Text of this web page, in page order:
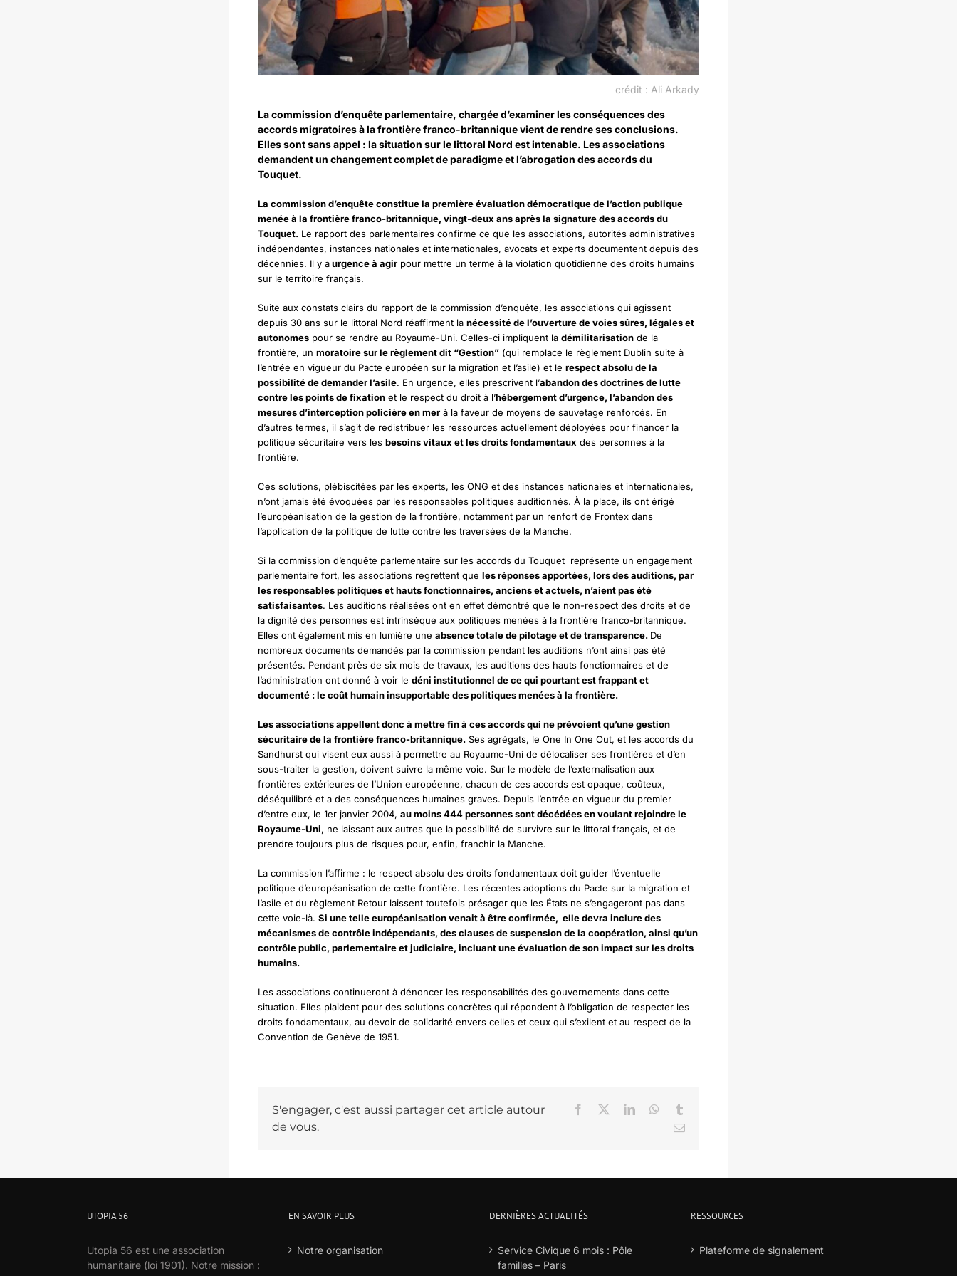
crédit : Ali Arkady
La commission d’enquête parlementaire, chargée d’examiner les conséquences des
accords migratoires à la frontière franco-britannique vient de rendre ses conclusions.
Elles sont sans appel : la situation sur le littoral Nord est intenable. Les associations
demandent un changement complet de paradigme et l’abrogation des accords du
Touquet.
La commission d’enquête constitue la première évaluation démocratique de l’action publique
menée à la frontière franco-britannique, vingt-deux ans après la signature des accords du
Touquet. Le rapport des parlementaires confirme ce que les associations, autorités administratives
indépendantes, instances nationales et internationales, avocats et experts documentent depuis des
décennies. Il y aurgence à agir pour mettre un terme à la violation quotidienne des droits humains
sur le territoire français.
Suite aux constats clairs du rapport de la commission d’enquête, les associations qui agissent
depuis 30 ans sur le littoral Nord réaffirment la nécessité de l’ouverture de voies sûres, légales et
autonomes pour se rendre au Royaume-Uni. Celles-ci impliquent la démilitarisation de la
frontière, un moratoire sur le règlement dit “Gestion” (qui remplace le règlement Dublin suite à
l’entrée en vigueur du Pacte européen sur la migration et l’asile) et le respect absolu de la
possibilité de demander l’asile. En urgence, elles prescrivent l’abandon des doctrines de lutte
contre les points de fixation et le respect du droit à l’hébergement d’urgence, l’abandon des
mesures d’interception policière en mer à la faveur de moyens de sauvetage renforcés. En
d’autres termes, il s’agit de redistribuer les ressources actuellement déployées pour financer la
politique sécuritaire vers les besoins vitaux et les droits fondamentaux des personnes à la
frontière.
Ces solutions, plébiscitées par les experts, les ONG et des instances nationales et internationales,
n’ont jamais été évoquées par les responsables politiques auditionnés. À la place, ils ont érigé
l’européanisation de la gestion de la frontière, notamment par un renfort de Frontex dans
l’application de la politique de lutte contre les traversées de la Manche.
Si la commission d’enquête parlementaire sur les accords du Touquet représente un engagement
parlementaire fort, les associations regrettent que les réponses apportées, lors des auditions, par
les responsables politiques et hauts fonctionnaires, anciens et actuels, n’aient pas été
satisfaisantes. Les auditions réalisées ont en effet démontré que le non-respect des droits et de
la dignité des personnes est intrinsèque aux politiques menées à la frontière franco-britannique.
Elles ont également mis en lumière une absence totale de pilotage et de transparence. De
nombreux documents demandés par la commission pendant les auditions n’ont ainsi pas été
présentés. Pendant près de six mois de travaux, les auditions des hauts fonctionnaires et de
l’administration ont donné à voir le déni institutionnel de ce qui pourtant est frappant et
documenté : le coût humain insupportable des politiques menées à la frontière.
Les associations appellent donc à mettre fin à ces accords qui ne prévoient qu’une gestion
sécuritaire de la frontière franco-britannique. Ses agrégats, le One In One Out, et les accords du
Sandhurst qui visent eux aussi à permettre au Royaume-Uni de délocaliser ses frontières et d’en
sous-traiter la gestion, doivent suivre la même voie. Sur le modèle de l’externalisation aux
frontières extérieures de l’Union européenne, chacun de ces accords est opaque, coûteux,
déséquilibré et a des conséquences humaines graves. Depuis l’entrée en vigueur du premier
d’entre eux, le 1er janvier 2004, au moins 444 personnes sont décédées en voulant rejoindre le
Royaume-Uni, ne laissant aux autres que la possibilité de survivre sur le littoral français, et de
prendre toujours plus de risques pour, enfin, franchir la Manche.
La commission l’affirme : le respect absolu des droits fondamentaux doit guider l’éventuelle
politique d’européanisation de cette frontière. Les récentes adoptions du Pacte sur la migration et
l’asile et du règlement Retour laissent toutefois présager que les États ne s’engageront pas dans
cette voie-là. Si une telle européanisation venait à être confirmée, elle devra inclure des
mécanismes de contrôle indépendants, des clauses de suspension de la coopération, ainsi qu’un
contrôle public, parlementaire et judiciaire, incluant une évaluation de son impact sur les droits
humains.
Les associations continueront à dénoncer les responsabilités des gouvernements dans cette
situation. Elles plaident pour des solutions concrètes qui répondent à l’obligation de respecter les
droits fondamentaux, au devoir de solidarité envers celles et ceux qui s’exilent et au respect de la
Convention de Genève de 1951.
S'engager, c'est aussi partager cet article autour
de vous.
Facebook LinkedInWhatsApp
Email
UTOPIA 56
Utopia 56 est une association
humanitaire (loi 1901). Notre mission :
EN SAVOIR PLUS
Notre organisation
DERNIÈRES ACTUALITÉS
Service Civique 6 mois : Pôle
familles – Paris
RESSOURCES
Plateforme de signalement